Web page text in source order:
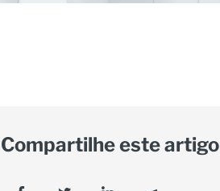
Compartilhe este artigo